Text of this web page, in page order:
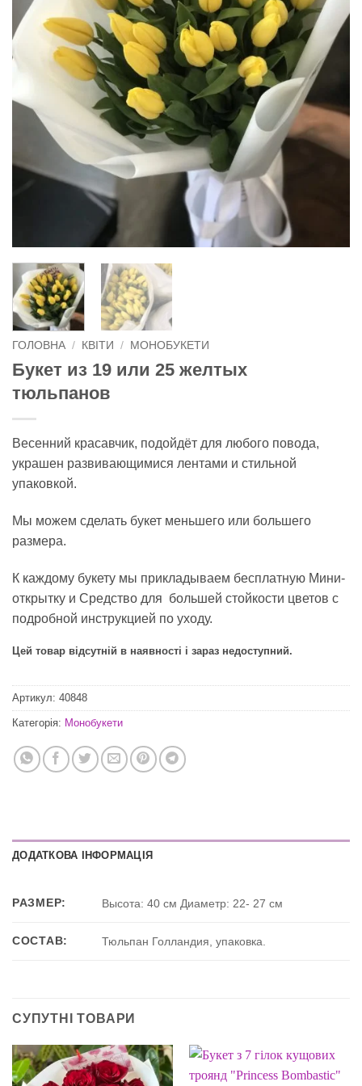
ГОЛОВНА / КВІТИ / МОНОБУКЕТИ
Букет из 19 или 25 желтых
тюльпанов
Весенний красавчик, подойдёт для любого повода,
украшен развивающимися лентами и стильной
упаковкой.
Мы можем сделать букет меньшего или большего
размера.
К каждому букету мы прикладываем бесплатную Мини-
открытку и Средство для большей стойкости цветов с
подробной инструкцией по уходу.
Цей товар відсутній в наявності і зараз недоступний.
Артикул: 40848
Категорія: Монобукети
ДОДАТКОВА ІНФОРМАЦІЯ
РАЗМЕР: Высота: 40 см Диаметр: 22- 27 см
СОСТАВ: Тюльпан Голландия, упаковка.
СУПУТНІ ТОВАРИ